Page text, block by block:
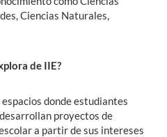
Ciencias Naturales,
de IIE?
donde estudiantes
proyectos de
a partir de sus intereses